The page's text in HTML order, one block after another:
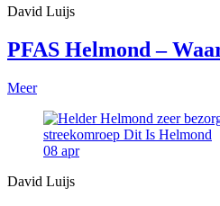
David Luijs
PFAS Helmond –
Meer
08 apr
David Luijs